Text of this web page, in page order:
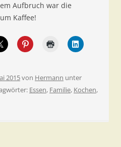
Aufbruch war die
Kaffee!
2015von Hermann unter
Essen, Familie, Kochen,